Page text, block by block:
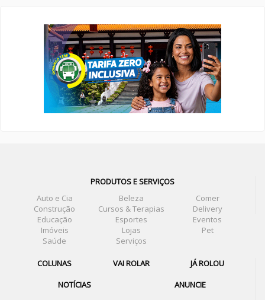
PRODUTOS E SERVIÇOS
Auto e Cia
Beleza
Comer
Construção
Cursos & Terapias
Delivery
Educação
Esportes
Eventos
Imóveis
Lojas
Pet
Saúde
Serviços
COLUNAS VAI ROLAR
JÁ ROLOU
NOTÍCIAS
ANUNCIE